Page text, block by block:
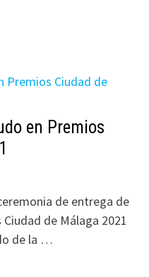
en Premios
de entrega de
de Málaga 2021
de la …